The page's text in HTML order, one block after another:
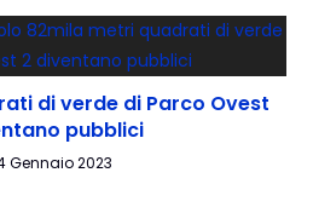
di verde di Parco Ovest
pubblici
Gennaio 2023